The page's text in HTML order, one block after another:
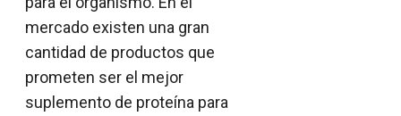
mercado existen una gran
cantidad de productos que
prometen ser el mejor
suplemento de proteína para